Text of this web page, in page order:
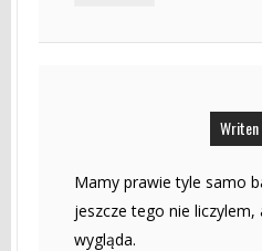
Mamy prawie tyle samo
jeszcze tego nie
wygląda.